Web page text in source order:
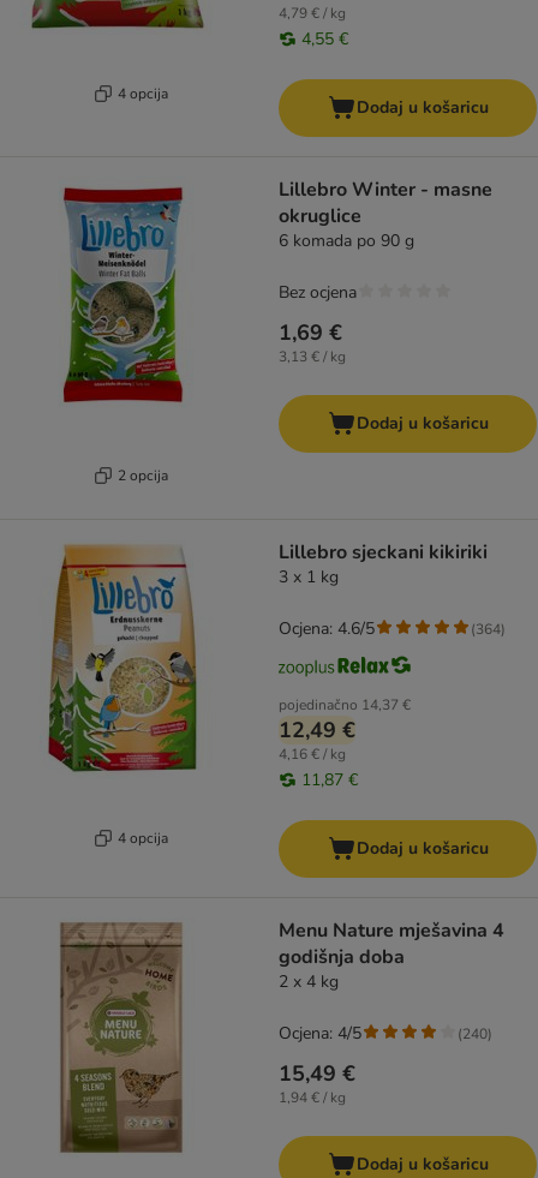
4 opcija
4,79 € / kg
4,55 €
Dodaj u košaricu
2 opcija
Lillebro Winter - masne
okruglice
6 komada po 90 g
1,69 €
3,13 € / kg
Bez ocjena
Dodaj u košaricu
4 opcija
Lillebro sjeckani kikiriki
3 x 1 kg
pojedinačno 14,37 €
12,49 €
4,16 € / kg
11,87 €
Ocjena: 4.6/5 (364)
Dodaj u košaricu
Menu Nature mješavina 4
godišnja doba
2 x 4 kg
15,49 €
1,94 € / kg
Ocjena: 4/5 (240)
Dodaj u košaricu